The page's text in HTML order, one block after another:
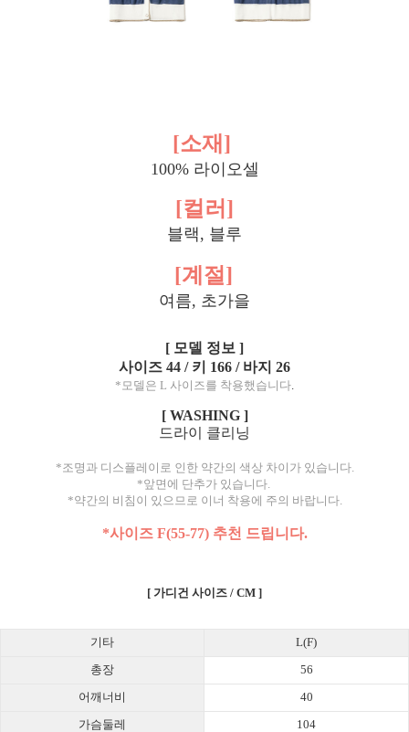
[소재]
100% 라이오셀
[컬러]
블랙, 블루
[계절]
여름, 초가을
[ 모델 정보 ]
사이즈 44 / 키 166 / 바지 26
*모델은 L 사이즈를 착용했습니다
[ WASHING ]
드라이 클리닝
*조명과 디스플레이로 인한 약간의 색상 차이가 있습니다.
*앞면에 단추가 있습니다.
*약간의 비침이 있으므로 이너 착용에 주의 바랍니다.
*사이즈 F(55-77) 추천 드립니다.
[ 가디건 사이즈 / CM ]
기타 L(F)
총장 56
어깨너비 40
가슴둘레 104